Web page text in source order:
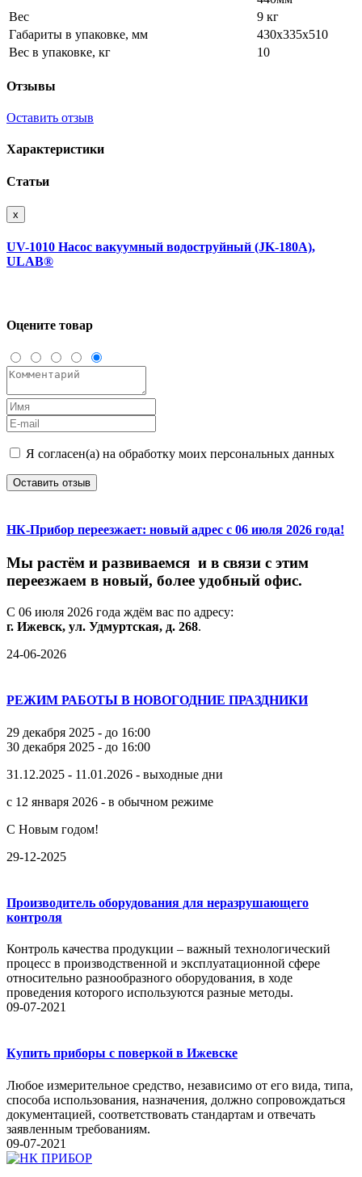
Вес
9 кг
Габариты в упаковке, мм
430х335х510
Вес в упаковке, кг
10
Отзывы
Оставить отзыв
Характеристики
Статьи
x
UV-1010 Насос вакуумный водоструйный (JK-180A),
ULAB®
Оцените товар
Я согласен(а) на обработку моих персональных данных
Оставить отзыв
НК-Прибор переезжает: новый адрес с 06 июля 2026 года!
Мы растём и развиваемся и в связи с этим
переезжаем в новый, более удобный офис.
С 06 июля 2026 года ждём вас по адресу:
г. Ижевск, ул. Удмуртская, д. 268.
24-06-2026
РЕЖИМ РАБОТЫ В НОВОГОДНИЕ ПРАЗДНИКИ
29 декабря 2025 - до 16:00
30 декабря 2025 - до 16:00
31.12.2025 - 11.01.2026 - выходные дни
с 12 января 2026 - в обычном режиме
С Новым годом!
29-12-2025
Производитель оборудования для неразрушающего
контроля
Контроль качества продукции – важный технологический
процесс в производственной и эксплуатационной сфере
относительно разнообразного оборудования, в ходе
проведения которого используются разные методы.
09-07-2021
Купить приборы с поверкой в Ижевске
Любое измерительное средство, независимо от его вида, типа,
способа использования, назначения, должно сопровождаться
документацией, соответствовать стандартам и отвечать
заявленным требованиям.
09-07-2021